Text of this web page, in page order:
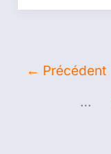
← Précédent
…